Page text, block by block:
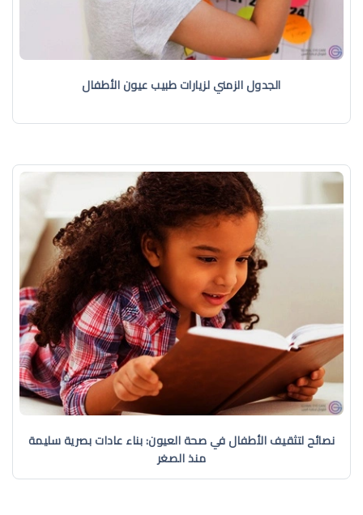
الجدول الزمني لزيارات طبيب عيون الأطفال
نصائح لتثقيف الأطفال في صحة العيون: بناء عادات بصرية سليمة
منذ الصغر